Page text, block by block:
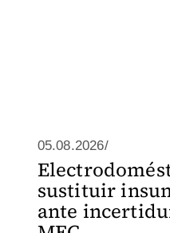
05.08.2026/
sustituir
ante